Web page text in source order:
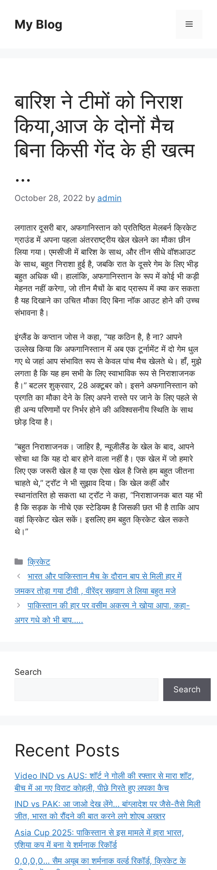
contentMy Blog Menu
बारिश ने टीमों को निराश
किया,आज के दोनों मैच
बिना किसी गेंद के ही खत्म
…
October 28, 2022 by admin
लगातार दूसरी बार, अफगानिस्तान को प्रतिष्ठित मेलबर्न क्रिकेट
ग्राउंड में अपना पहला अंतरराष्ट्रीय खेल खेलने का मौका छीन
लिया गया। एमसीजी में बारिश के साथ, और तीन सीधे वॉशआउट
के साथ, बहुत निराशा हुई है, जबकि रात के दूसरे गेम के लिए भीड़
बहुत अधिक थी। हालांकि, अफगानिस्तान के रूप में कोई भी कड़ी
मेहनत नहीं करेगा, जो तीन मैचों के बाद प्रारूप में क्या कर सकता
है यह दिखाने का उचित मौका दिए बिना नॉक आउट होने की उच्च
संभावना है।
इंग्लैंड के कप्तान जोस ने कहा, “यह कठिन है, है ना? आपने
उल्लेख किया कि अफगानिस्तान में अब एक टूर्नामेंट में दो गेम धुल
गए थे जहां आप संभावित रूप से केवल पांच मैच खेलते थे। हाँ, मुझे
लगता है कि यह हम सभी के लिए स्वाभाविक रूप से निराशाजनक
है।” बटलर शुक्रवार, 28 अक्टूबर को। इसने अफगानिस्तान को
प्रगति का मौका देने के लिए अपने रास्ते पर जाने के लिए पहले से
ही अन्य परिणामों पर निर्भर होने की अविश्वसनीय स्थिति के साथ
छोड़ दिया है।
“बहुत निराशाजनक। जाहिर है, न्यूजीलैंड के खेल के बाद, आपने
सोचा था कि यह दो बार होने वाला नहीं है। एक खेल में जो हमारे
लिए एक जरूरी खेल है या एक ऐसा खेल है जिसे हम बहुत जीतना
चाहते थे,” ट्रॉट ने भी सुझाव दिया। कि खेल कहीं और
स्थानांतरित हो सकता था ट्रॉट ने कहा, “निराशाजनक बात यह भी
है कि सड़क के नीचे एक स्टेडियम है जिसकी छत भी है ताकि आप
वहां क्रिकेट खेल सकें। इसलिए हम बहुत क्रिकेट खेल सकते
थे।”
Categories
क्रिकेट
भारत और पाकिस्तान मैच के दौरान बाप से मिली हार में
जमकर तोड़ा गया टीवी , वीरेंद्र सहवाग ले लिया बहुत मजे
पाकिस्तान की हार पर वसीम अकरम ने खोया आपा, कहा-
अगर गधे को भी बाप…..
Search
Search
Recent Posts
Video IND vs AUS: शॉर्ट ने गोली की रफ्तार से मारा शॉट,
बीच में आ गए विराट कोहली, पीछे गिरते हुए लपका कैच
IND vs PAK: आ जाओ देख लेंगे… बांग्लादेश पर जैसे-तैसे मिली
जीत, भारत को रौंदने की बात करने लगे शोएब अख्तर
Asia Cup 2025: पाकिस्तान से इस मामले में हारा भारत,
एशिया कप में बना ये शर्मनाक रिकॉर्ड
0,0,0,0… सैम अयूब का शर्मनाक वर्ल्ड रिकॉर्ड, क्रिकेट के